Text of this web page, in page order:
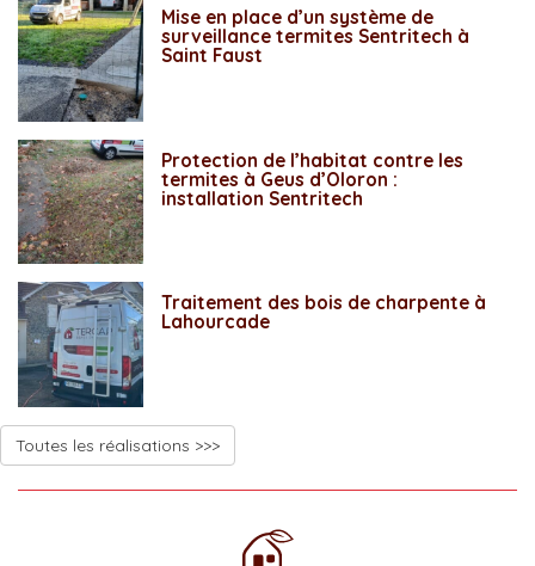
Mise en place d’un système de
surveillance termites Sentritech à
Saint Faust
Protection de l’habitat contre les
termites à Geus d’Oloron :
installation Sentritech
Traitement des bois de charpente à
Lahourcade
Toutes les réalisations >>>